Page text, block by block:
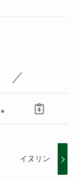
イヌリン